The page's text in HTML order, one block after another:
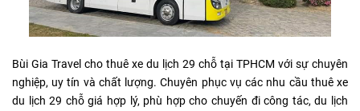
Bùi Gia Travel cho thuê xe du lịch 29 chỗ tại TPHCM với sự chuyên
nghiệp, uy tín và chất lượng. Chuyên phục vụ các nhu cầu thuê xe
du lịch 29 chỗ giá hợp lý, phù hợp cho chuyến đi công tác, du lịch